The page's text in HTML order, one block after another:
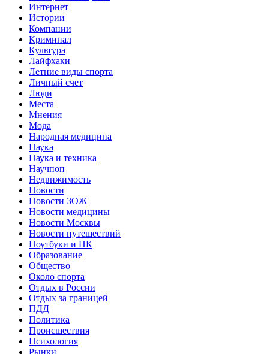
Интернет
Истории
Компании
Криминал
Культура
Лайфхаки
Летние виды спорта
Личный счет
Люди
Места
Мнения
Мода
Народная медицина
Наука
Наука и техника
Научпоп
Недвижимость
Новости
Новости ЗОЖ
Новости медицины
Новости Москвы
Новости путешествий
Ноутбуки и ПК
Образование
Общество
Около спорта
Отдых в России
Отдых за границей
ПДД
Политика
Происшествия
Психология
Рынки